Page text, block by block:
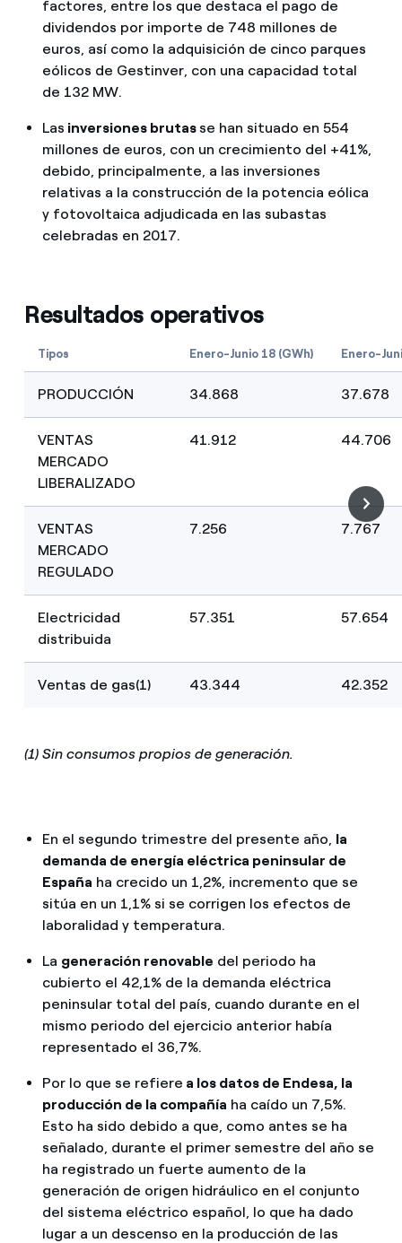
factores, entre los que destaca el pago de
dividendos por importe de 748 millones de
euros, así como la adquisición de cinco parques
eólicos de Gestinver, con una capacidad total
de 132 MW.
Las inversiones brutas se han situado en 554
millones de euros, con un crecimiento del +41%,
debido, principalmente, a las inversiones
relativas a la construcción de la potencia eólica
y fotovoltaica adjudicada en las subastas
celebradas en 2017.
Resultados operativos
Tipos Enero-Junio 18 (GWh) Enero-
PRODUCCIÓN 34.868 37.678
VENTAS
MERCADO
LIBERALIZADO
41.912 44.706
VENTAS
MERCADO
REGULADO
7.256 7.767
Electricidad
distribuida
57.351 57.654
Ventas de gas(1) 43.344 42.352
(1) Sin consumos propios de generación.
En el segundo trimestre del presente año, la
demanda de energía eléctrica peninsular de
España ha crecido un 1,2%, incremento que se
sitúa en un 1,1% si se corrigen los efectos de
laboralidad y temperatura.
La generación renovable del periodo ha
cubierto el 42,1% de la demanda eléctrica
peninsular total del país, cuando durante en el
mismo periodo del ejercicio anterior había
representado el 36,7%.
Por lo que se refiere a los datos de Endesa, la
producción de la compañía ha caído un 7,5%.
Esto ha sido debido a que, como antes se ha
señalado, durante el primer semestre del año se
ha registrado un fuerte aumento de la
generación de origen hidráulico en el conjunto
del sistema eléctrico español, lo que ha dado
lugar a un descenso en la producción de las